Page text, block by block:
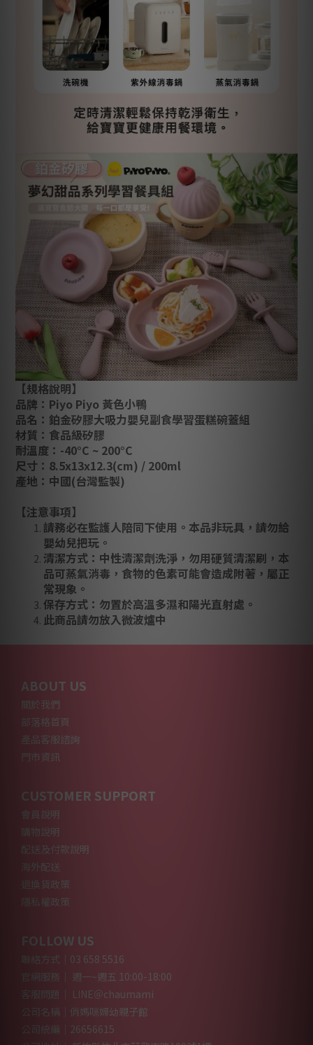
【規格說明】
品牌：Piyo Piyo 黃色小鴨
品名： 鉑金矽膠大吸力嬰兒副食學習蛋糕碗蓋組
材質：食品級矽膠
耐溫度：-40°C ~ 200°C
尺寸：8.5x13x12.3(cm) / 200ml
產地：中國(台灣監製)
【注意事項】
請務必在監護人陪同下使用。本品非玩具，請勿給
嬰幼兒把玩。
清潔方式：中性清潔劑洗淨，勿用硬質清潔刷，本
品可蒸氣消毒，食物的色素可能會造成附著，屬正
常現象。
保存方式：勿置於高溫多濕和陽光直射處。
此商品請勿放入微波爐中
ABOUT US
關於我們
部落格首頁
產品客服諮詢
門市資訊
CUSTOMER SUPPORT
會員說明
購物說明
配送及付款說明
海外配送
退換貨政策
隱私權政策
FOLLOW US
聯絡方式｜03 658 5516
官網服務｜ 週一~週五 10:00-18:00
客服問題｜ LINE＠chaumami
公司名稱｜俏媽咪婦幼親子館
公司統編｜26656615